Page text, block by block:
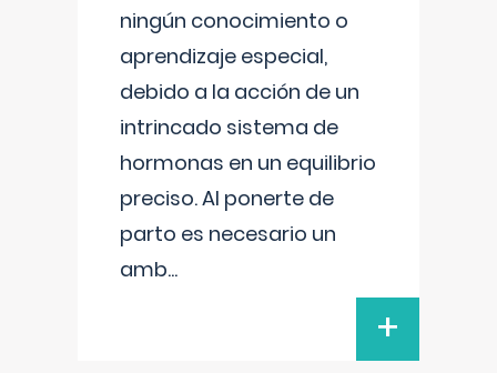
ningún conocimiento o
aprendizaje especial,
debido a la acción de un
intrincado sistema de
hormonas en un equilibrio
preciso. Al ponerte de
parto es necesario un
amb...
+